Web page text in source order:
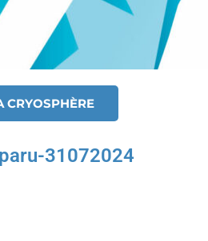
CRYOSPHÈRE
31072024